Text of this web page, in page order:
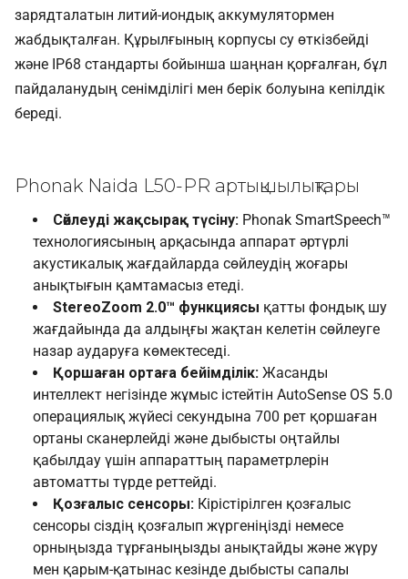
зарядталатын литий-иондық аккумулятормен
жабдықталған. Құрылғының корпусы су өткізбейді
және IP68 стандарты бойынша шаңнан қорғалған, бұл
пайдаланудың сенімділігі мен берік болуына кепілдік
береді.
Phonak Naida L50-PR артықшылықтары
Сөйлеуді жақсырақ түсіну: Phonak SmartSpeech™
технологиясының арқасында аппарат әртүрлі
акустикалық жағдайларда сөйлеудің жоғары
анықтығын қамтамасыз етеді.
StereoZoom 2.0™ функциясы қатты фондық шу
жағдайында да алдыңғы жақтан келетін сөйлеуге
назар аударуға көмектеседі.
Қоршаған ортаға бейімділік: Жасанды
интеллект негізінде жұмыс істейтін AutoSense OS 5.0
операциялық жүйесі секундына 700 рет қоршаған
ортаны сканерлейді және дыбысты оңтайлы
қабылдау үшін аппараттың параметрлерін
автоматты түрде реттейді.
Қозғалыс сенсоры: Кірістірілген қозғалыс
сенсоры сіздің қозғалып жүргеніңізді немесе
орныңызда тұрғаныңызды анықтайды және жүру
мен қарым-қатынас кезінде дыбысты сапалы